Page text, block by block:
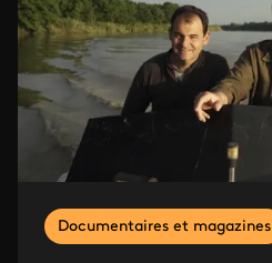
Documentaires et magazines